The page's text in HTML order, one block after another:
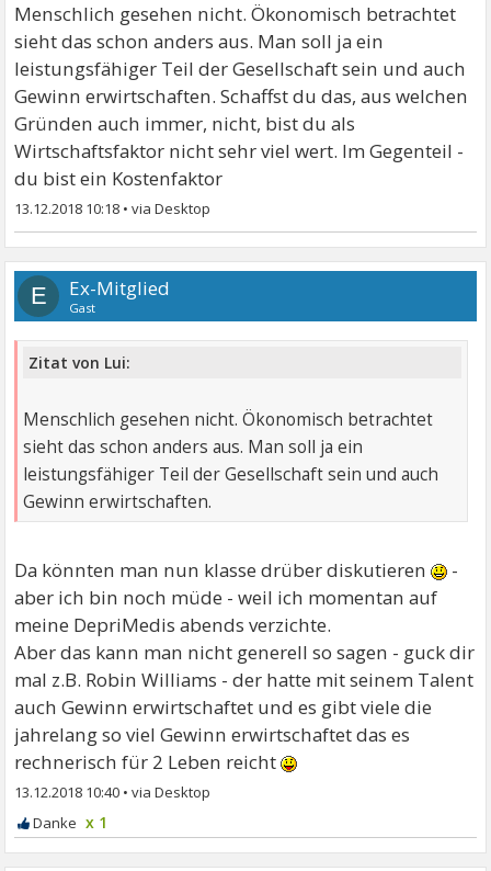
Menschlich gesehen nicht. Ökonomisch betrachtet
sieht das schon anders aus. Man soll ja ein
leistungsfähiger Teil der Gesellschaft sein und auch
Gewinn erwirtschaften. Schaffst du das, aus welchen
Gründen auch immer, nicht, bist du als
Wirtschaftsfaktor nicht sehr viel wert. Im Gegenteil -
du bist ein Kostenfaktor
13.12.2018 10:18 •
E Ex-Mitglied
Gast
Zitat von Lui:
Menschlich gesehen nicht. Ökonomisch betrachtet
sieht das schon anders aus. Man soll ja ein
leistungsfähiger Teil der Gesellschaft sein und auch
Gewinn erwirtschaften.
Da könnten man nun klasse drüber diskutieren
-
aber ich bin noch müde - weil ich momentan auf
meine DepriMedis abends verzichte.
Aber das kann man nicht generell so sagen - guck dir
mal z.B. Robin Williams - der hatte mit seinem Talent
auch Gewinn erwirtschaftet und es gibt viele die
jahrelang so viel Gewinn erwirtschaftet das es
rechnerisch für 2 Leben reicht
13.12.2018 10:40 •
x 1